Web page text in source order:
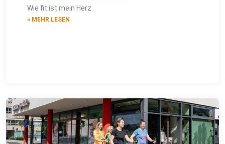
Wie fit ist mein Herz.
» MEHR LESEN